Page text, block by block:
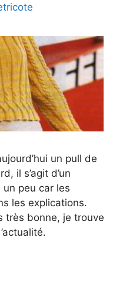
un pull de
il s’agit d’un
peu car les
les explications.
très bonne, je trouve